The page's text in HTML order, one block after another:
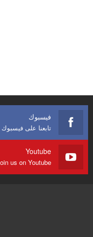
فيسبوك
تابعنا على فيسبوك
Youtube
us on Youtube